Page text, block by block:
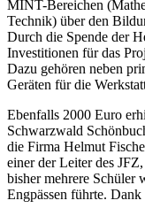
MINT-Bereichen
Technik) über den
Durch die Spende der
Investitionen für das
Dazu gehören neben
Geräten für die
Ebenfalls 2000 Euro
Schwarzwald
die Firma Helmut
einer der Leiter des
bisher mehrere Schüler
Engpässen führte.